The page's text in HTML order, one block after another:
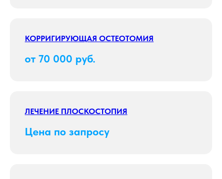
КОРРИГИРУЮЩАЯ ОСТЕОТОМИЯ
от 70 000 руб.
ЛЕЧЕНИЕ ПЛОСКОСТОПИЯ
Цена по запросу